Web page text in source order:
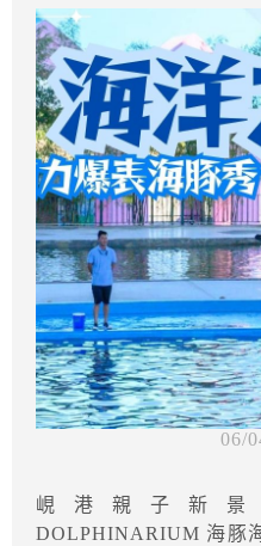
06/
峴港親子新景
DOLPHINARIUM 海豚